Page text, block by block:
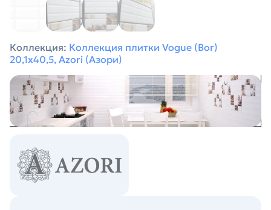
Коллекция: Коллекция плитки Vogue (Вог)
20,1х40,5, Azori (Азори)